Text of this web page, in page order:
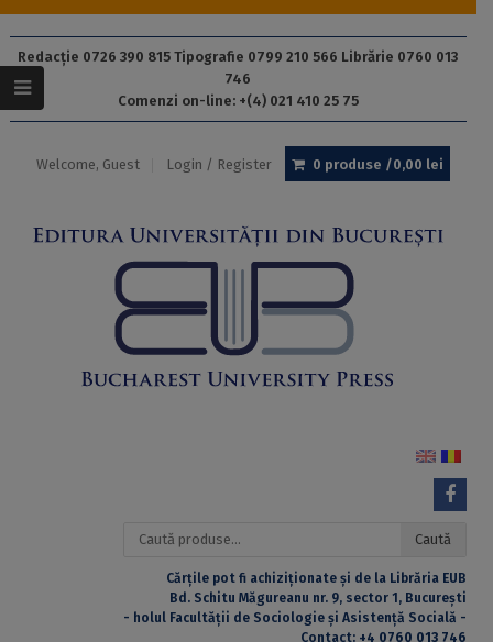
Redacție 0726 390 815 Tipografie 0799 210 566 Librărie 0760 013
746
Comenzi on-line: +(4) 021 410 25 75
Welcome, Guest Login / Register 0 produse /0,00 lei
Caută
Caută
Cărțile pot fi achiziționate și de la Librăria EUB
Bd. Schitu Măgureanu nr. 9, sector 1, București
- holul Facultății de Sociologie și Asistență Socială -
Contact: +4 0760 013 746